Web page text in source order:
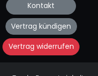
Kontakt
Vertrag kündigen
Vertrag widerrufen